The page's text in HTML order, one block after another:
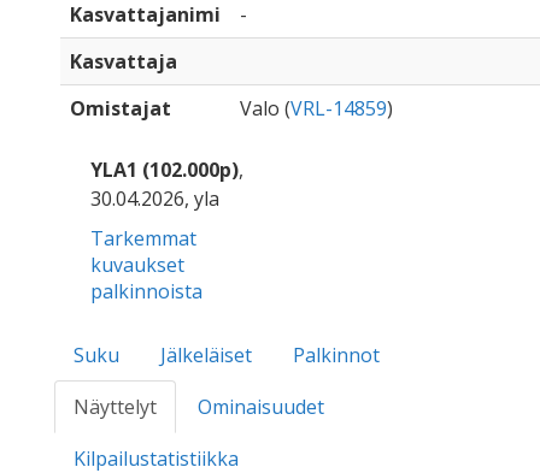
Kasvattajanimi
-
Kasvattaja
Omistajat
Valo (VRL-14859)
YLA1 (102.000p),
30.04.2026, yla
Tarkemmat
kuvaukset
palkinnoista
Suku Jälkeläiset
Palkinnot
Näyttelyt
Ominaisuudet
Kilpailustatistiikka